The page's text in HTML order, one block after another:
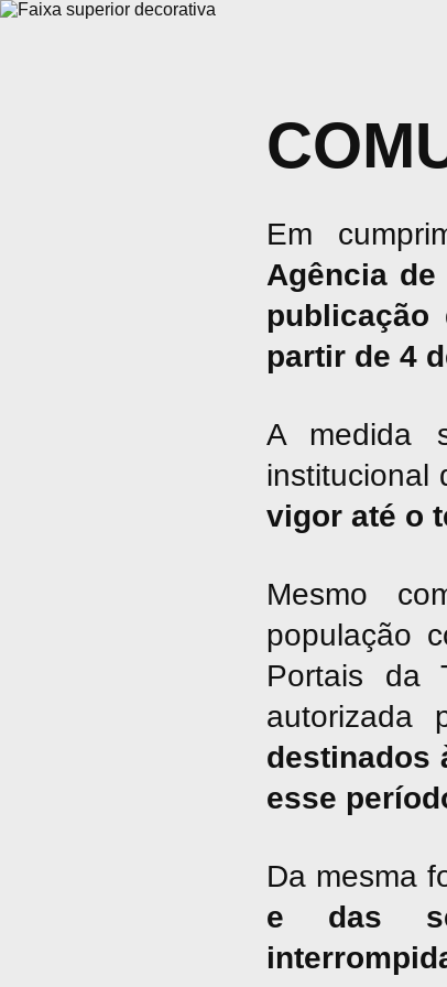
Em
Agência
partir de 4
A medida
institucional
vigor até o
Mesmo
população
Portais da
autorizada
destinados
esse
Da mesma
e das